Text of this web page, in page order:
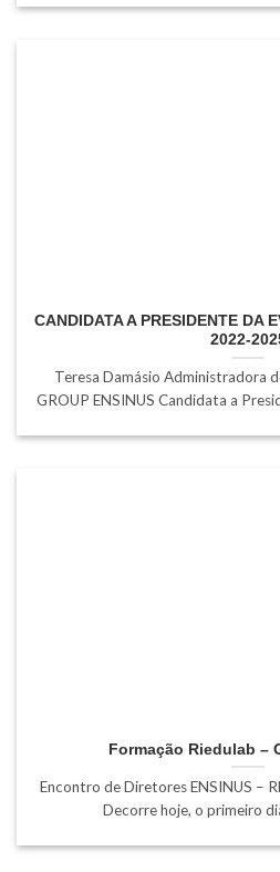
CANDIDATA A PRESIDENTE DA
2022-
Teresa Damásio Administradora
GROUP ENSINUS Candidata a
Formação Riedulab –
Encontro de Diretores ENSINUS –
Decorre hoje, o primeiro